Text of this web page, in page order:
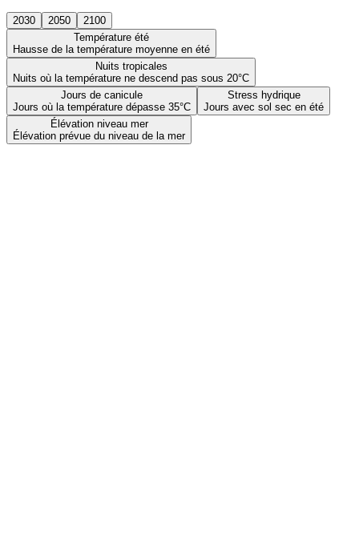
2030 2050
2100
Température été
Hausse de la température moyenne en été
Nuits tropicales
Nuits où la température ne descend pas sous 20°C
Jours de canicule
Jours où la température dépasse 35°C
Stress hydrique
Jours avec sol sec en été
Élévation niveau mer
Élévation prévue du niveau de la mer